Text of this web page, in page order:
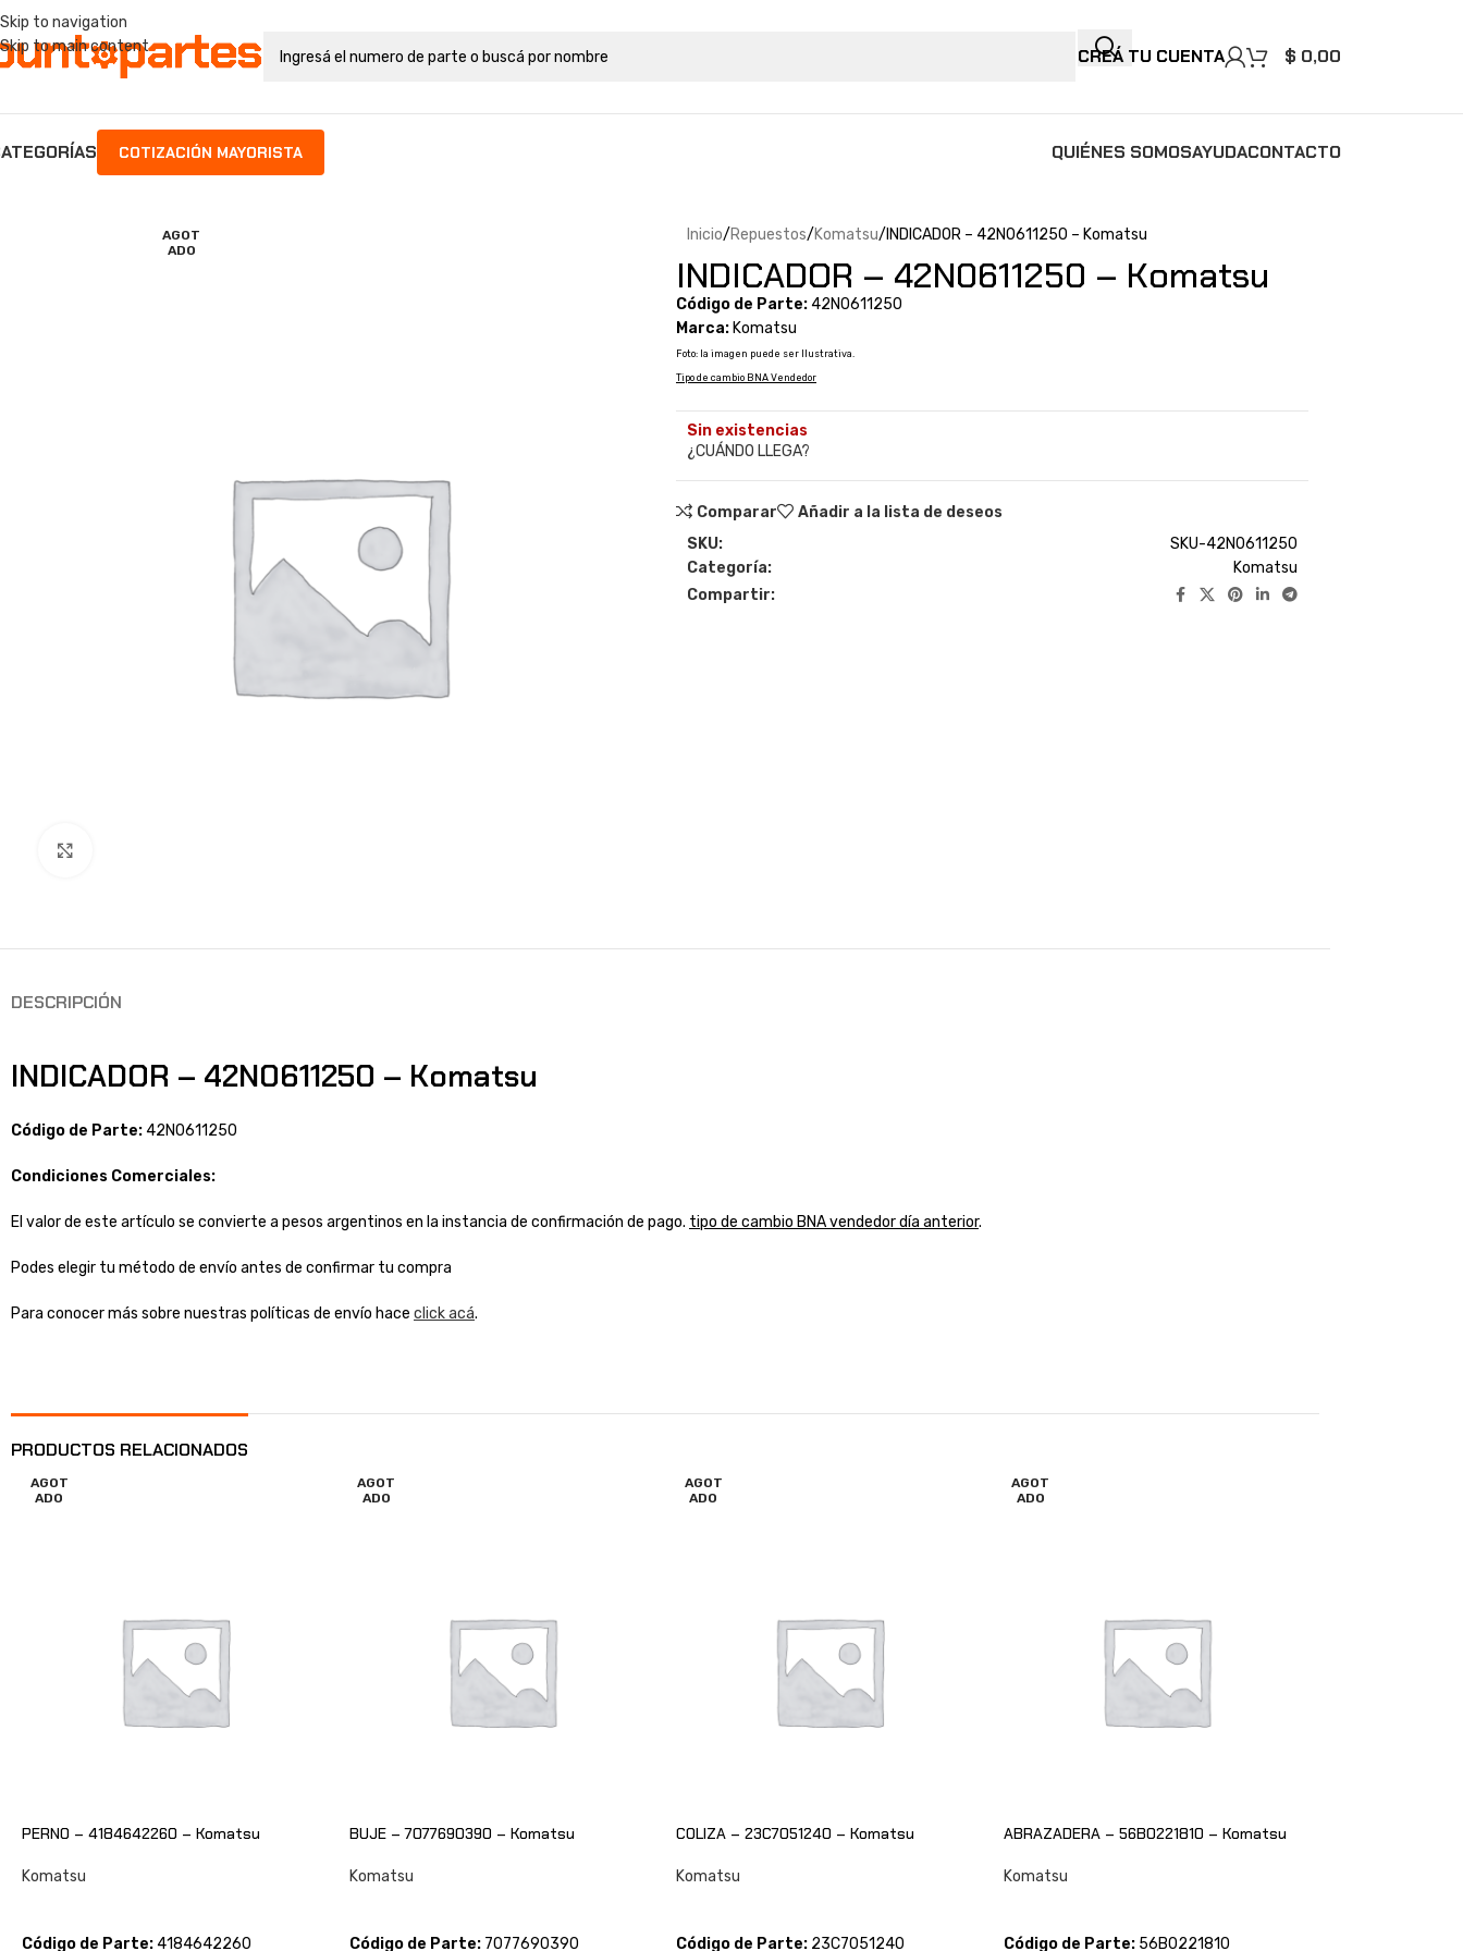
Skip to navigation
Skip to main content
CREÁ TU CUENTA $ 0,00
COTIZACIÓN MAYORISTA QUIÉNES SOMOSAYUDACONTACTO
AGOT
ADO
Inicio Repuestos Komatsu INDICADOR – 42N0611250 – Komatsu
INDICADOR – 42N0611250 – Komatsu
Código de Parte:42N0611250
Marca: Komatsu
Foto: la imagen puede ser Ilustrativa.
Tipo de cambio BNA Vendedor
Sin existencias
¿CUÁNDO LLEGA?
Comparar
Añadir a la lista de deseos
SKU:
SKU-42N0611250
Categoría:
Komatsu
Compartir:
DESCRIPCIÓN
INDICADOR – 42N0611250 – Komatsu
Código de Parte:42N0611250
Condiciones Comerciales:
El valor de este artículo se convierte a pesos argentinos en la instancia de confirmación de pago. tipo de cambio BNA vendedor día anterior.
Podes elegir tu método de envío antes de confirmar tu compra
Para conocer más sobre nuestras políticas de envío hace click acá.
PRODUCTOS RELACIONADOS
AGOT
ADO
PERNO – 4184642260 – Komatsu
Komatsu
Código de Parte:4184642260
AGOT
ADO
BUJE – 7077690390 – Komatsu
Komatsu
Código de Parte:7077690390
AGOT
ADO
COLIZA – 23C7051240 – Komatsu
Komatsu
Código de Parte: 23C7051240
AGOT
ADO
ABRAZADERA – 56B0221810 – Komatsu
Komatsu
Código de Parte:56B0221810